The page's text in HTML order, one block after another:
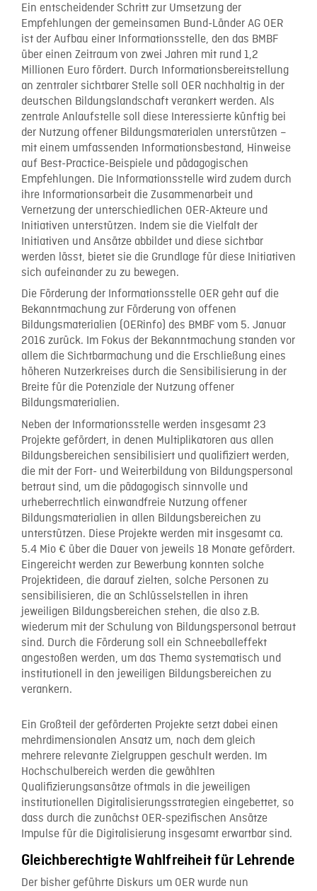
Ein entscheidender Schritt zur Umsetzung der
Empfehlungen der gemeinsamen Bund-Länder AG OER
ist der Aufbau einer Informationsstelle, den das BMBF
über einen Zeitraum von zwei Jahren mit rund 1,2
Millionen Euro fördert. Durch Informationsbereitstellung
an zentraler sichtbarer Stelle soll OER nachhaltig in der
deutschen Bildungslandschaft verankert werden. Als
zentrale Anlaufstelle soll diese Interessierte künftig bei
der Nutzung offener Bildungsmaterialen unterstützen –
mit einem umfassenden Informationsbestand, Hinweise
auf Best-Practice-Beispiele und pädagogischen
Empfehlungen. Die Informationsstelle wird zudem durch
ihre Informationsarbeit die Zusammenarbeit und
Vernetzung der unterschiedlichen OER-Akteure und
Initiativen unterstützen. Indem sie die Vielfalt der
Initiativen und Ansätze abbildet und diese sichtbar
werden lässt, bietet sie die Grundlage für diese Initiativen
sich aufeinander zu zu bewegen.
Die Förderung der Informationsstelle OER geht auf die
Bekanntmachung zur Förderung von offenen
Bildungsmaterialien (OERinfo) des BMBF vom 5. Januar
2016 zurück. Im Fokus der Bekanntmachung standen vor
allem die Sichtbarmachung und die Erschließung eines
höheren Nutzerkreises durch die Sensibilisierung in der
Breite für die Potenziale der Nutzung offener
Bildungsmaterialien.
Neben der Informationsstelle werden insgesamt 23
Projekte gefördert, in denen Multiplikatoren aus allen
Bildungsbereichen sensibilisiert und qualifiziert werden,
die mit der Fort- und Weiterbildung von Bildungspersonal
betraut sind, um die pädagogisch sinnvolle und
urheberrechtlich einwandfreie Nutzung offener
Bildungsmaterialien in allen Bildungsbereichen zu
unterstützen. Diese Projekte werden mit insgesamt ca.
5.4 Mio € über die Dauer von jeweils 18 Monate gefördert.
Eingereicht werden zur Bewerbung konnten solche
Projektideen, die darauf zielten, solche Personen zu
sensibilisieren, die an Schlüsselstellen in ihren
jeweiligen Bildungsbereichen stehen, die also z.B.
wiederum mit der Schulung von Bildungspersonal betraut
sind. Durch die Förderung soll ein Schneeballeffekt
angestoßen werden, um das Thema systematisch und
institutionell in den jeweiligen Bildungsbereichen zu
verankern.
Ein Großteil der geförderten Projekte setzt dabei einen
mehrdimensionalen Ansatz um, nach dem gleich
mehrere relevante Zielgruppen geschult werden. Im
Hochschulbereich werden die gewählten
Qualifizierungsansätze oftmals in die jeweiligen
institutionellen Digitalisierungsstrategien eingebettet, so
dass durch die zunächst OER-spezifischen Ansätze
Impulse für die Digitalisierung insgesamt erwartbar sind.
Gleichberechtigte Wahlfreiheit für Lehrende
Der bisher geführte Diskurs um OER wurde nun